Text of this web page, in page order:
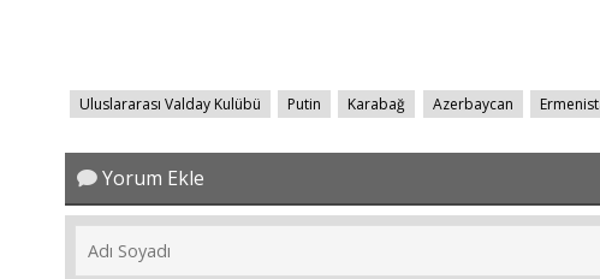
Uluslararası Valday Kulübü Putin Karabağ Azerbaycan
Yorum Ekle